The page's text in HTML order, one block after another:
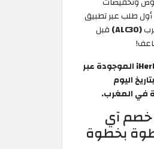
طلب عبر تطبيق
(ALC30)
قبل
جميع كوبونات واكواد خصم iHerb الموجودة عبر
اليوم
خصم آي
بخطوة